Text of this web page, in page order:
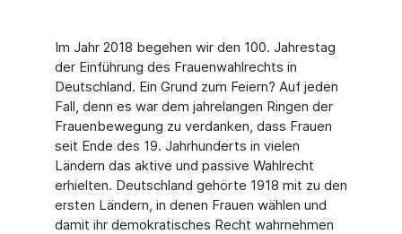
Im Jahr 2018 begehen wir den 100. Jahrestag
der Einführung des Frauenwahlrechts in
Deutschland. Ein Grund zum Feiern? Auf jeden
Fall, denn es war dem jahrelangen Ringen der
Frauenbewegung zu verdanken, dass Frauen
seit Ende des 19. Jahrhunderts in vielen
Ländern das aktive und passive Wahlrecht
erhielten. Deutschland gehörte 1918 mit zu den
ersten Ländern, in denen Frauen wählen und
damit ihr demokratisches Recht wahrnehmen